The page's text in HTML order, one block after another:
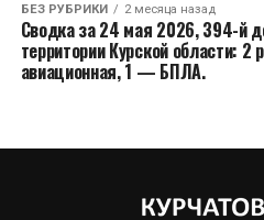
БЕЗ РУБРИКИ 2 месяца назад
Сводка за 24 мая 2026, 394-й
территории Курской области:
авиационная, 1 — БПЛА.